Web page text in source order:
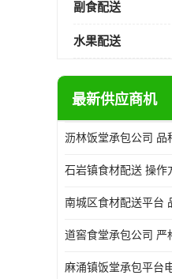
副食配送
水果配送
最新供应商机